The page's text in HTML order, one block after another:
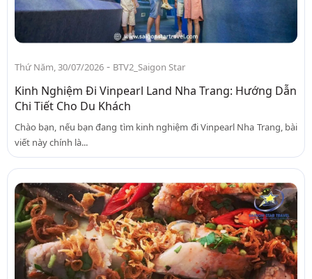
Thứ Năm, 30/07/2026 - BTV2_Saigon Star
Kinh Nghiệm Đi Vinpearl Land Nha Trang: Hướng Dẫn
Chi Tiết Cho Du Khách
Chào bạn, nếu bạn đang tìm kinh nghiệm đi Vinpearl Nha Trang, bài
viết này chính là...